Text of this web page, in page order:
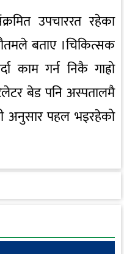
उपचाररत रहेका
बताए ।चिकित्सक
काम गर्न निकै गाह्रो
बेड पनि अस्पतालमै
अनुसार पहल भइरहेको